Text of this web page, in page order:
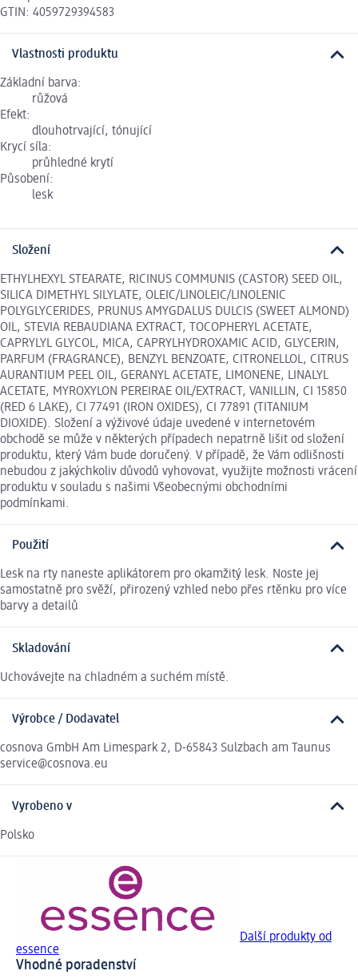
GTIN: 4059729394583
Vlastnosti produktu
Základní barva:
růžová
Efekt:
dlouhotrvající, tónující
Krycí síla:
průhledné krytí
Působení:
lesk
Složení
ETHYLHEXYL STEARATE, RICINUS COMMUNIS (CASTOR) SEED OIL,
SILICA DIMETHYL SILYLATE, OLEIC/LINOLEIC/LINOLENIC
POLYGLYCERIDES, PRUNUS AMYGDALUS DULCIS (SWEET ALMOND)
OIL, STEVIA REBAUDIANA EXTRACT, TOCOPHERYL ACETATE,
CAPRYLYL GLYCOL, MICA, CAPRYLHYDROXAMIC ACID, GLYCERIN,
PARFUM (FRAGRANCE), BENZYL BENZOATE, CITRONELLOL, CITRUS
AURANTIUM PEEL OIL, GERANYL ACETATE, LIMONENE, LINALYL
ACETATE, MYROXYLON PEREIRAE OIL/EXTRACT, VANILLIN, CI 15850
(RED 6 LAKE), CI 77491 (IRON OXIDES), CI 77891 (TITANIUM
DIOXIDE). Složení a výživové údaje uvedené v internetovém
obchodě se může v některých případech nepatrně lišit od složení
produktu, který Vám bude doručený. V případě, že Vám odlišnosti
nebudou z jakýchkoliv důvodů vyhovovat, využijte možnosti vrácení
produktu v souladu s našimi Všeobecnými obchodními
podmínkami.
Použití
Lesk na rty naneste aplikátorem pro okamžitý lesk. Noste jej
samostatně pro svěží, přirozený vzhled nebo přes rtěnku pro více
barvy a detailů
Skladování
Uchovávejte na chladném a suchém místě.
Výrobce / Dodavatel
cosnova GmbH Am Limespark 2, D-65843 Sulzbach am Taunus
service@cosnova.eu
Vyrobeno v
Polsko
Další produkty od
essence
Vhodné poradenství